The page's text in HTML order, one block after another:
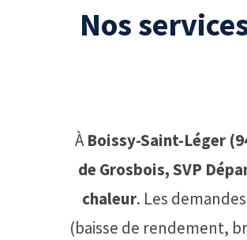
Nos
ÀBoissy-Saint-Léger
de Grosbois,SVP
chaleur. Les
(baisse de rendement,